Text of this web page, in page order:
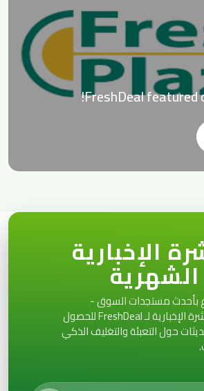
FreshDeal featured
الإخبارية
الشهرية
بأحدث مستجدات السوق -
اشترك في النشرة الإخبارية لـ FreshDeal للحصول
حول التعبئة والتغليف الذكي